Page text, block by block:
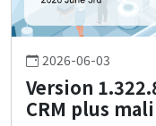
2026-06-03
Version
CRM plus